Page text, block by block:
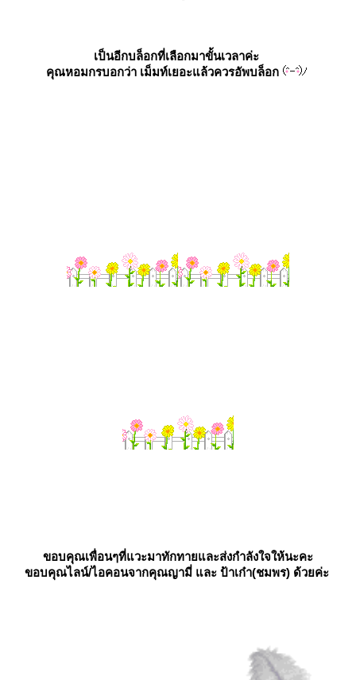
เป็นอีกบล็อกที่เลือกมาขั้นเวลาค่ะ
คุณหอมกรบอกว่า เม็มท์เยอะแล้วควรอัพบล็อก
ขอบคุณเพื่อนๆที่แวะมาทักทายและส่งกำลังใจให้นะคะ
ขอบคุณไลน์/ไอคอนจากคุณญามี่ และ ป้าเก๋า(ชมพร) ด้วยค่ะ